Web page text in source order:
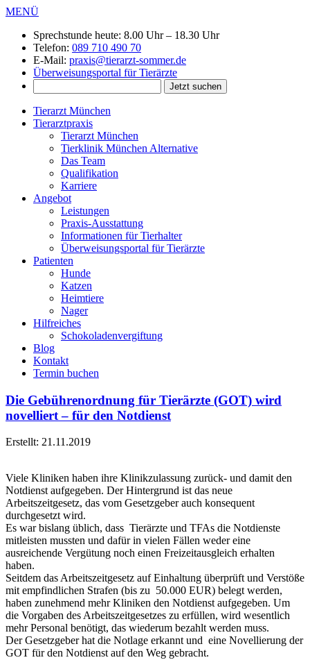
MENÜ
Sprechstunde heute: 8.00 Uhr – 18.30 Uhr
Telefon: 089 710 490 70
E-Mail: praxis@tierarzt-sommer.de
Überweisungsportal für Tierärzte
Tierarzt München
Tierarztpraxis
Tierarzt München
Tierklinik München Alternative
Das Team
Qualifikation
Karriere
Angebot
Leistungen
Praxis-Ausstattung
Informationen für Tierhalter
Überweisungsportal für Tierärzte
Patienten
Hunde
Katzen
Heimtiere
Nager
Hilfreiches
Schokoladenvergiftung
Blog
Kontakt
Termin buchen
Die Gebührenordnung für Tierärzte (GOT) wird
novelliert – für den Notdienst
Erstellt: 21.11.2019
Viele Kliniken haben ihre Klinikzulassung zurück- und damit den
Notdienst aufgegeben. Der Hintergrund ist das neue
Arbeitszeitgesetz, das vom Gesetzgeber auch konsequent
durchgesetzt wird.
Es war bislang üblich, dass Tierärzte und TFAs die Notdienste
mitleisten mussten und dafür in vielen Fällen weder eine
ausreichende Vergütung noch einen Freizeitausgleich erhalten
haben.
Seitdem das Arbeitszeitgesetz auf Einhaltung überprüft und Verstöße
mit empfindlichen Strafen (bis zu 50.000 EUR) belegt werden,
haben zunehmend mehr Kliniken den Notdienst aufgegeben. Um
die Vorgaben des Arbeitszeitgesetzes zu erfüllen, wird wesentlich
mehr Personal benötigt, das wiederum bezahlt werden muss.
Der Gesetzgeber hat die Notlage erkannt und eine Novellierung der
GOT für den Notdienst auf den Weg gebracht.